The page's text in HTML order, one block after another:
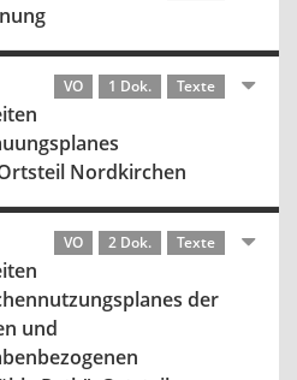
VO 1 Dok. Texte
Nordkirchen
VO 2 Dok. Texte
der
und